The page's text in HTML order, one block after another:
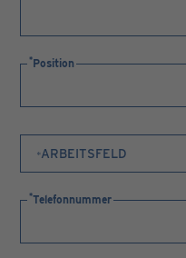
Position
Telefonnummer